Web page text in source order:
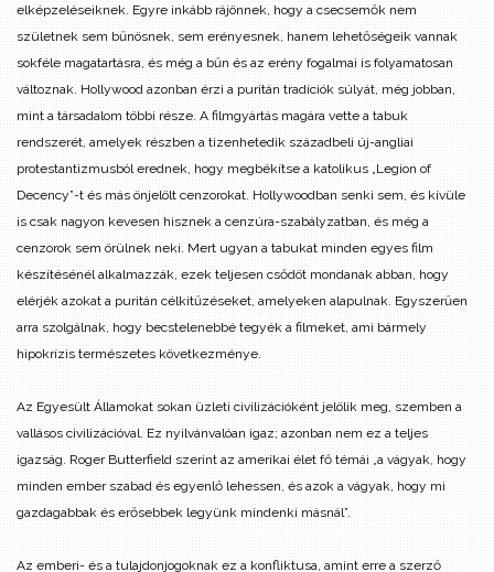
elképzeléseiknek. Egyre inkább rájönnek, hogy a csecsemők nem
születnek sem bűnösnek, sem erényesnek, hanem lehetőségeik vannak
sokféle magatartásra, és még a bűn és az erény fogalmai is folyamatosan
változnak. Hollywood azonban érzi a puritán tradíciók súlyát, még jobban,
mint a társadalom többi része. A filmgyártás magára vette a tabuk
rendszerét, amelyek részben a tizenhetedik századbeli új-angliai
protestantizmusból erednek, hogy megbékítse a katolikus „Legion of
Decency”-t és más önjelölt cenzorokat. Hollywoodban senki sem, és kívüle
is csak nagyon kevesen hisznek a cenzúra-szabályzatban, és még a
cenzorok sem örülnek neki. Mert ugyan a tabukat minden egyes film
készítésénél alkalmazzák, ezek teljesen csődöt mondanak abban, hogy
elérjék azokat a puritán célkitűzéseket, amelyeken alapulnak. Egyszerűen
arra szolgálnak, hogy becstelenebbé tegyék a filmeket, ami bármely
hipokrízis természetes következménye.
Az Egyesült Államokat sokan üzleti civilizációként jelölik meg, szemben a
vallásos civilizációval. Ez nyilvánvalóan igaz; azonban nem ez a teljes
igazság. Roger Butterfield szerint az amerikai élet fő témái „a vágyak, hogy
minden ember szabad és egyenlő lehessen, és azok a vágyak, hogy mi
gazdagabbak és erősebbek legyünk mindenki másnál”.
Az emberi- és a tulajdonjogoknak ez a konfliktusa, amint erre a szerző